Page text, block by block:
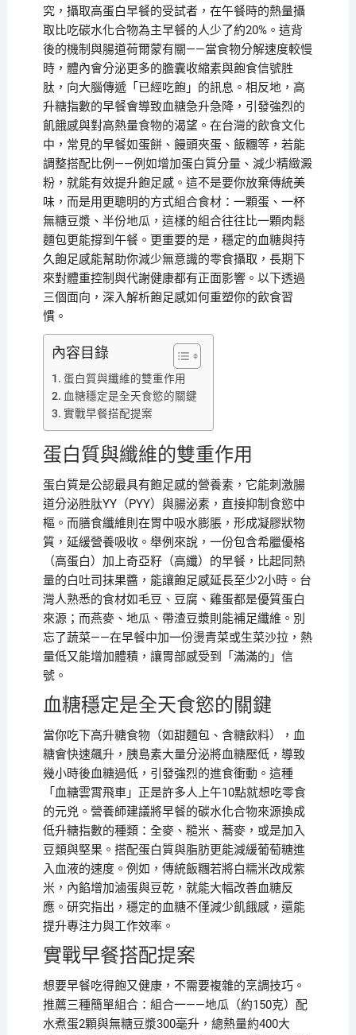
究，攝取高蛋白早餐的受試者，在午餐時的熱量攝
取比吃碳水化合物為主早餐的人少了約20%。這背
後的機制與腸道荷爾蒙有關——當食物分解速度較慢
時，體內會分泌更多的膽囊收縮素與飽食信號胜
肽，向大腦傳遞「已經吃飽」的訊息。相反地，高
升糖指數的早餐會導致血糖急升急降，引發強烈的
飢餓感與對高熱量食物的渴望。在台灣的飲食文化
中，常見的早餐如蛋餅、饅頭夾蛋、飯糰等，若能
調整搭配比例——例如增加蛋白質分量、減少精緻澱
粉，就能有效提升飽足感。這不是要你放棄傳統美
味，而是用更聰明的方式組合食材：一顆蛋、一杯
無糖豆漿、半份地瓜，這樣的組合往往比一顆肉鬆
麵包更能撐到午餐。更重要的是，穩定的血糖與持
久飽足感能幫助你減少無意識的零食攝取，長期下
來對體重控制與代謝健康都有正面影響。以下透過
三個面向，深入解析飽足感如何重塑你的飲食習
慣。
內容目錄
蛋白質與纖維的雙重作用
血糖穩定是全天食慾的關鍵
實戰早餐搭配提案
蛋白質與纖維的雙重作用
蛋白質是公認最具有飽足感的營養素，它能刺激腸
道分泌胜肽YY（PYY）與腸泌素，直接抑制食慾中
樞。而膳食纖維則在胃中吸水膨脹，形成凝膠狀物
質，延緩營養吸收。舉例來說，一份包含希臘優格
（高蛋白）加上奇亞籽（高纖）的早餐，比起同熱
量的白吐司抹果醬，能讓飽足感延長至少2小時。台
灣人熟悉的食材如毛豆、豆腐、雞蛋都是優質蛋白
來源；而燕麥、地瓜、帶渣豆漿則能補足纖維。別
忘了蔬菜——在早餐中加一份燙青菜或生菜沙拉，熱
量低又能增加體積，讓胃部感受到「滿滿的」信
號。
血糖穩定是全天食慾的關鍵
當你吃下高升糖食物（如甜麵包、含糖飲料），血
糖會快速飆升，胰島素大量分泌將血糖壓低，導致
幾小時後血糖過低，引發強烈的進食衝動。這種
「血糖雲霄飛車」正是許多人上午10點就想吃零食
的元兇。營養師建議將早餐的碳水化合物來源換成
低升糖指數的種類：全麥、糙米、蕎麥，或是加入
豆類與堅果。搭配蛋白質與脂肪更能減緩葡萄糖進
入血液的速度。例如，傳統飯糰若將白糯米改成紫
米，內餡增加滷蛋與豆乾，就能大幅改善血糖反
應。研究指出，穩定的血糖不僅減少飢餓感，還能
提升專注力與工作效率。
實戰早餐搭配提案
想要早餐吃得飽又健康，不需要複雜的烹調技巧。
推薦三種簡單組合：組合一——地瓜（約150克）配
水煮蛋2顆與無糖豆漿300毫升，總熱量約400大